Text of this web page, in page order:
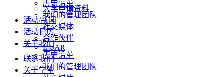
入学申请资料
活动/新闻
活动日历
关于我们
历史沿革
我们的管理团队
历史沿革
我们的管理团队
社交媒体
合作伙伴
E-SAR
联系我们
关于学生